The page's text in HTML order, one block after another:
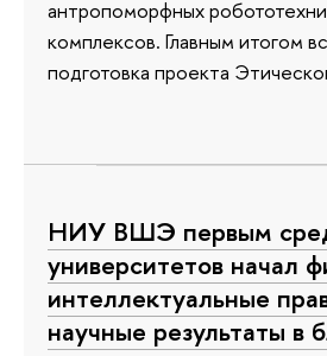
антропоморфных
комплексов. Главным итогом
подготовка проекта
НИУ ВШЭ первым
университетов начал
интеллектуальные
научные результаты в